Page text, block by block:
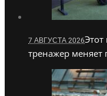
7 АВГУСТА 2026
тренажер меняет